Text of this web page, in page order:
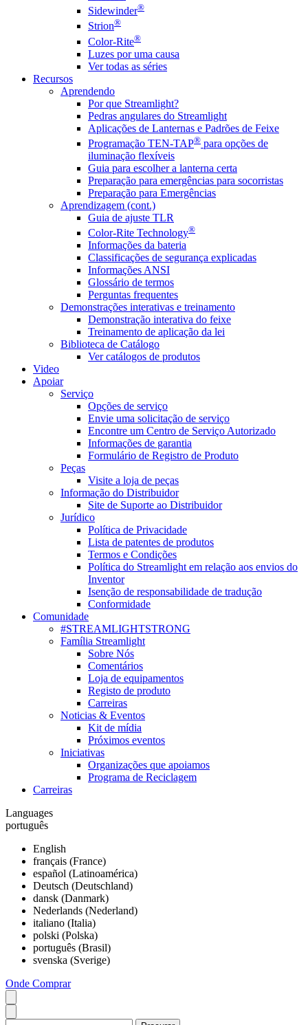
Sidewinder®
Strion®
Color-Rite®
Luzes por uma causa
Ver todas as séries
Recursos
Aprendendo
Por que Streamlight?
Pedras angulares do Streamlight
Aplicações de Lanternas e Padrões de Feixe
Programação TEN-TAP® para opções de
iluminação flexíveis
Guia para escolher a lanterna certa
Preparação para emergências para socorristas
Preparação para Emergências
Aprendizagem (cont.)
Guia de ajuste TLR
Color-Rite Technology®
Informações da bateria
Classificações de segurança explicadas
Informações ANSI
Glossário de termos
Perguntas frequentes
Demonstrações interativas e treinamento
Demonstração interativa do feixe
Treinamento de aplicação da lei
Biblioteca de Catálogo
Ver catálogos de produtos
Video
Apoiar
Serviço
Opções de serviço
Envie uma solicitação de serviço
Encontre um Centro de Serviço Autorizado
Informações de garantia
Formulário de Registro de Produto
Peças
Visite a loja de peças
Informação do Distribuidor
Site de Suporte ao Distribuidor
Jurídico
Política de Privacidade
Lista de patentes de produtos
Termos e Condições
Política do Streamlight em relação aos envios do
Inventor
Isenção de responsabilidade de tradução
Conformidade
Comunidade
#STREAMLIGHTSTRONG
Família Streamlight
Sobre Nós
Comentários
Loja de equipamentos
Registo de produto
Carreiras
Noticias & Eventos
Kit de mídia
Próximos eventos
Iniciativas
Organizações que apoiamos
Programa de Reciclagem
Carreiras
Languages
português
English
français (France)
español (Latinoamérica)
Deutsch (Deutschland)
dansk (Danmark)
Nederlands (Nederland)
italiano (Italia)
polski (Polska)
português (Brasil)
svenska (Sverige)
Onde Comprar